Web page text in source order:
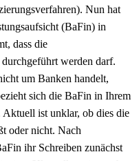
Nun hat
(BaFin) in
dass die
werden darf.
um Banken handelt,
sich die BaFin in Ihrem
ist unklar, ob dies die
oder nicht. Nach
ihr Schreiben zunächst